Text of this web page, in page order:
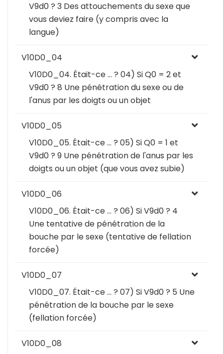
V9d0 ? 3 Des attouchements du sexe que
vous deviez faire (y compris avec la
langue)
V10D0_04
V10D0_04. Était-ce … ? 04) Si Q0 = 2 et
V9d0 ? 8 Une pénétration du sexe ou de
l'anus par les doigts ou un objet
V10D0_05
V10D0_05. Était-ce … ? 05) Si Q0 = 1 et
V9d0 ? 9 Une pénétration de l'anus par les
doigts ou un objet (que vous avez subie)
V10D0_06
V10D0_06. Était-ce … ? 06) Si V9d0 ? 4
Une tentative de pénétration de la
bouche par le sexe (tentative de fellation
forcée)
V10D0_07
V10D0_07. Était-ce … ? 07) Si V9d0 ? 5 Une
pénétration de la bouche par le sexe
(fellation forcée)
V10D0_08